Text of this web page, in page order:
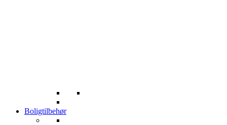
Boligtilbehør